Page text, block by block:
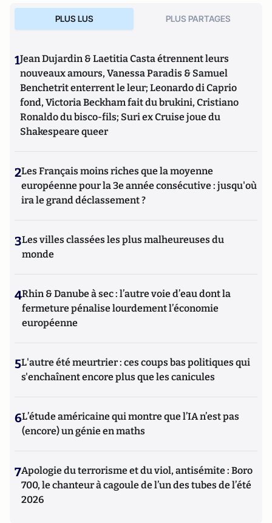
PLUS LUS PLUS PARTAGES
1Jean Dujardin & Laetitia Casta étrennent leurs
nouveaux amours, Vanessa Paradis & Samuel
Benchetrit enterrent le leur; Leonardo di Caprio
fond, Victoria Beckham fait du brukini, Cristiano
Ronaldo du bisco-fils; Suri ex Cruise joue du
Shakespeare queer
2Les Français moins riches que la moyenne
européenne pour la 3e année consécutive : jusqu'où
ira le grand déclassement ?
3Les villes classées les plus malheureuses du
monde
4Rhin & Danube à sec : l’autre voie d’eau dont la
fermeture pénalise lourdement l’économie
européenne
5L'autre été meurtrier : ces coups bas politiques qui
s'enchaînent encore plus que les canicules
6L’étude américaine qui montre que l’IA n’est pas
(encore) un génie en maths
7Apologie du terrorisme et du viol, antisémite : Boro
700, le chanteur à cagoule de l’un des tubes de l’été
2026